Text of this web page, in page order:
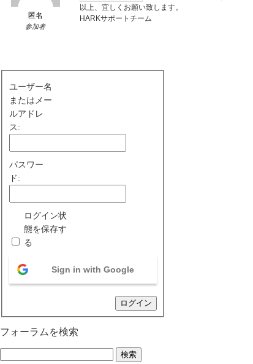
匿名
参加者
以上、宜しくお願い致します。
HARKサポートチーム
ユーザー名
またはメー
ルアドレ
ス:
パスワー
ド:
ログイン状
態を保存す
る
Sign in with Google
ログイン
フォーラムを検索